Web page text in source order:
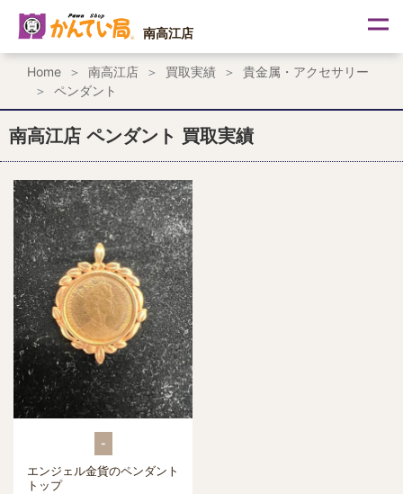
ス
プ
南高江店
Home 南高江店 買取実績
貴金属・アクセサリー
ペンダント
南高江店 ペンダント 買取実績
-
エンジェル金貨のペンダント
トップ